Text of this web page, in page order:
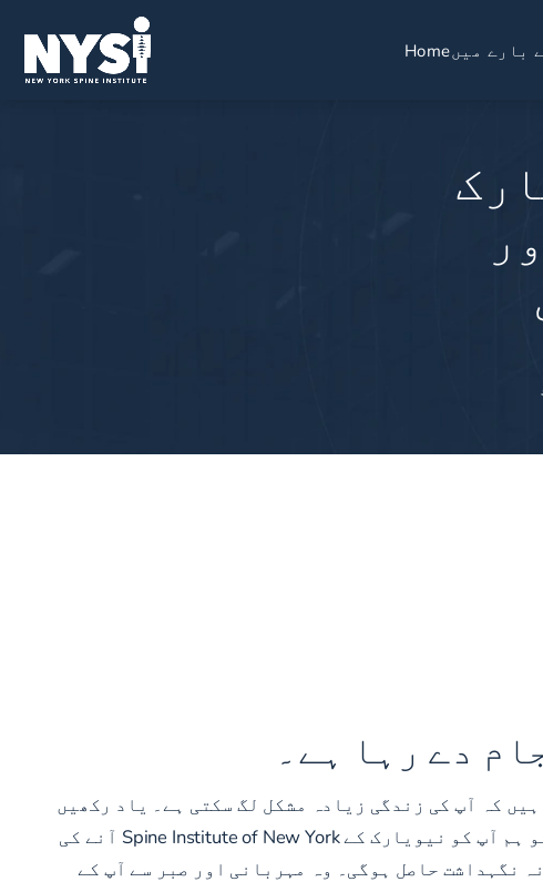
Homeبارے میں
دے رہا ہے۔
کہ آپ کی زندگی زیادہ مشکل لگ سکتی ہے۔ یاد رکھیں
کہ آپ کو اس کے ذریعے تکلیف اٹھانے کی ضرورت نہیں ہے۔ اگر آپ Washingtonville کے علاقے میں رہتے ہیں، تو ہم آپ کو نیویارک کے Spine Institute of New York آنے کی
نگہداشت حاصل ہوگی۔ وہ مہربانی اور صبر سے آپ کے